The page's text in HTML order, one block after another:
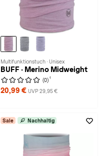
Multifunktionstuch · Unisex
BUFF · Merino Midweight
(0) 1
20,99 € UVP 29,95 €
Sale Nachhaltig